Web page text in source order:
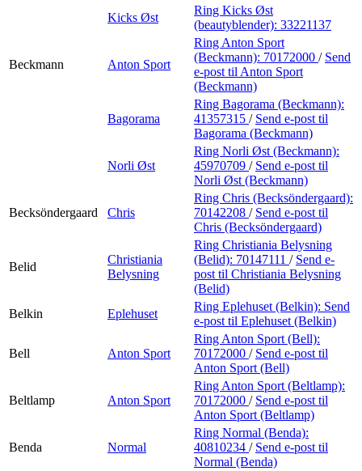
Kicks Øst
Ring Kicks Øst
(beautyblender): 33221137
Beckmann Anton Sport
Ring Anton Sport
(Beckmann): 70172000 / Send
e-post til Anton Sport
(Beckmann)
Bagorama
Ring Bagorama (Beckmann):
41357315 / Send e-post til
Bagorama (Beckmann)
Norli Øst
Ring Norli Øst (Beckmann):
45970709 / Send e-post til
Norli Øst (Beckmann)
Becksöndergaard Chris
Ring Chris (Becksöndergaard):
70142208 / Send e-post til
Chris (Becksöndergaard)
Belid
Christiania
Belysning
Ring Christiania Belysning
(Belid): 70147111 / Send e-
post til Christiania Belysning
(Belid)
Belkin
Eplehuset
Ring Eplehuset (Belkin): Send
e-post til Eplehuset (Belkin)
Bell Anton Sport
Ring Anton Sport (Bell):
70172000 / Send e-post til
Anton Sport (Bell)
Beltlamp Anton Sport
Ring Anton Sport (Beltlamp):
70172000 / Send e-post til
Anton Sport (Beltlamp)
Benda Normal
Ring Normal (Benda):
40810234 / Send e-post til
Normal (Benda)